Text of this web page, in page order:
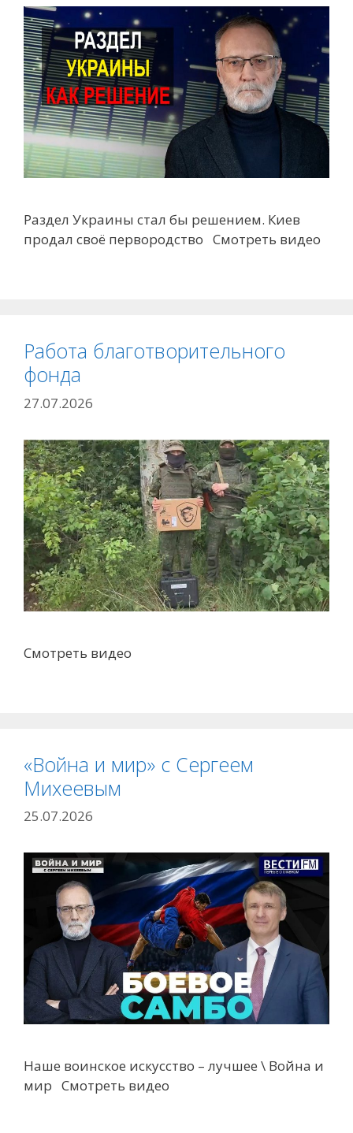
Раздел Украины стал бы решением. Киев
продал своё первородство Смотреть видео
Работа благотворительного
фонда
27.07.2026
Смотреть видео
«Война и мир» с Сергеем
Михеевым
25.07.2026
Наше воинское искусство – лучшее \ Война и
мир Смотреть видео